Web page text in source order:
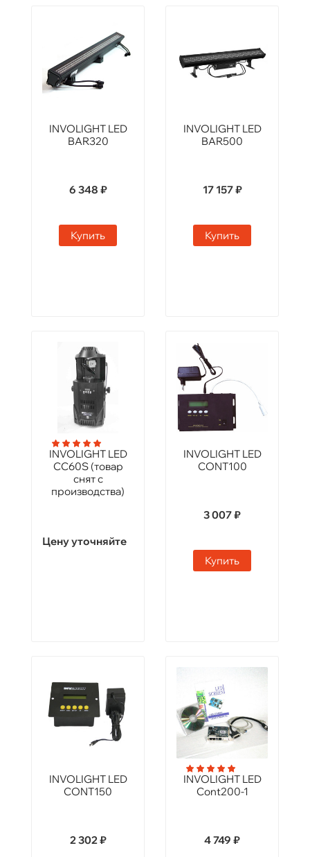
INVOLIGHT LED
BAR320
6 348 ₽
Купить
INVOLIGHT LED
BAR500
17 157 ₽
Купить
INVOLIGHT LED
CC60S (товар
снят с
производства)
Цену уточняйте
INVOLIGHT LED
CONT100
3 007 ₽
Купить
INVOLIGHT LED
CONT150
2 302 ₽
INVOLIGHT LED
Cont200-1
4 749 ₽